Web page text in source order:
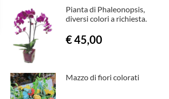
Pianta di Phaleonopsis,
diversi colori a richiesta.
€ 45,00
Mazzo di fiori colorati